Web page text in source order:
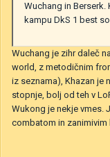
Wuchang in
kampu DkS 1 best
Wuchang je zihr daleč
world, z metodičnim
iz seznama), Khazan je
stopnje, bolj od teh v
Wukong je nekje vmes.
combatom in zanimivim